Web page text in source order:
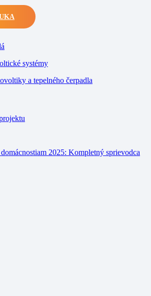
systémy
a tepelného čerpadla
2025: Kompletný sprievodca